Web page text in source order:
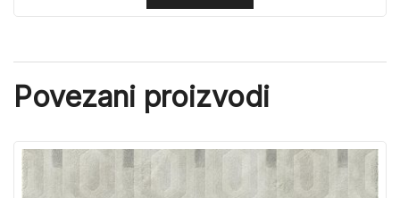
Povezani proizvodi